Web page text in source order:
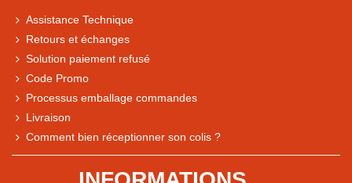
Comparaison des performances du magasin
Assistance Technique
Retours et échanges
Solution paiement refusé
Code Promo
Processus emballage commandes
Livraison
Comment bien réceptionner son colis ?